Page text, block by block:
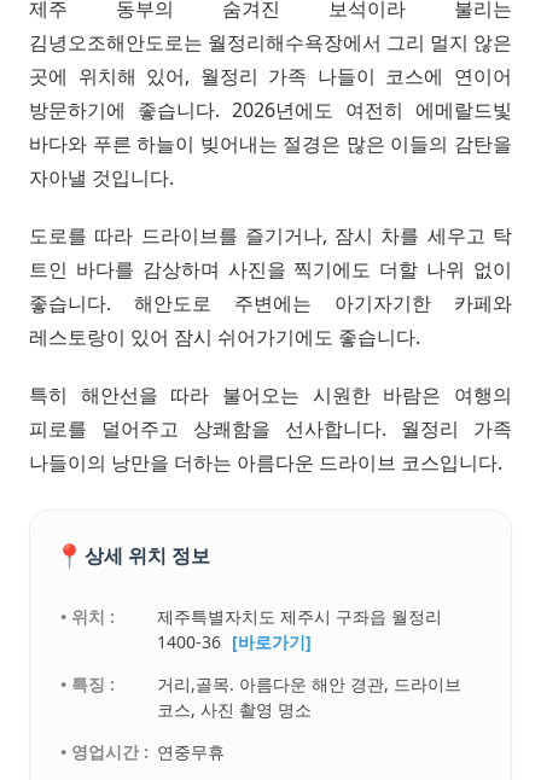
제주 동부의 숨겨진 보석이라 불리는
김녕오조해안도로는 월정리해수욕장에서 그리 멀지 않은
곳에 위치해 있어, 월정리 가족 나들이 코스에 연이어
방문하기에 좋습니다. 2026년에도 여전히 에메랄드빛
바다와 푸른 하늘이 빚어내는 절경은 많은 이들의 감탄을
자아낼 것입니다.
도로를 따라 드라이브를 즐기거나, 잠시 차를 세우고 탁
트인 바다를 감상하며 사진을 찍기에도 더할 나위 없이
좋습니다. 해안도로 주변에는 아기자기한 카페와
레스토랑이 있어 잠시 쉬어가기에도 좋습니다.
특히 해안선을 따라 불어오는 시원한 바람은 여행의
피로를 덜어주고 상쾌함을 선사합니다. 월정리 가족
나들이의 낭만을 더하는 아름다운 드라이브 코스입니다.
📍 상세 위치 정보
• 위치 :
제주특별자치도 제주시 구좌읍 월정리
1400-36 [바로가기]
• 특징 :
거리,골목. 아름다운 해안 경관, 드라이브
코스, 사진 촬영 명소
• 영업시간 : 연중무휴